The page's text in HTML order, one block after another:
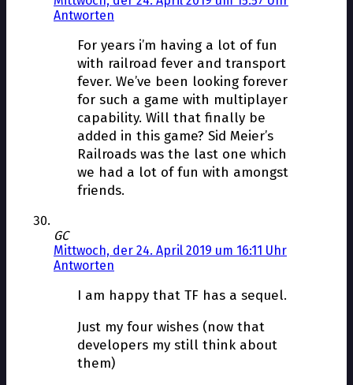
Antworten
For years i’m having a lot of fun
with railroad fever and transport
fever. We’ve been looking forever
for such a game with multiplayer
capability. Will that finally be
added in this game? Sid Meier’s
Railroads was the last one which
we had a lot of fun with amongst
friends.
GC
Mittwoch, der 24. April 2019 um 16:11 Uhr
Antworten
I am happy that TF has a sequel.
Just my four wishes (now that
developers my still think about
them)